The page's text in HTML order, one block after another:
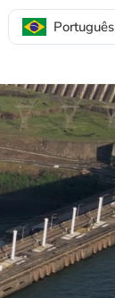
Português